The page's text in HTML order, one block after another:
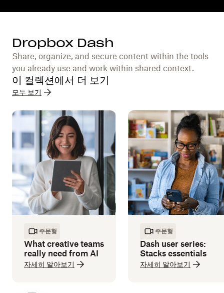
Dropbox Dash
Share, organize, and secure content within the tools
you already use and work within shared context.
이 컬렉션에서 더 보기
모두 보기
주문형
What creative teams
really need from AI
자세히 알아보기
주문형
Dash user series:
Stacks essentials
자세히 알아보기